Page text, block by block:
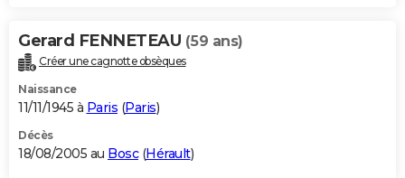
Gerard FENNETEAU (59 ans)
Créer une cagnotte obsèques
Naissance
11/11/1945 à Paris (Paris)
Décès
18/08/2005 au Bosc(Hérault)